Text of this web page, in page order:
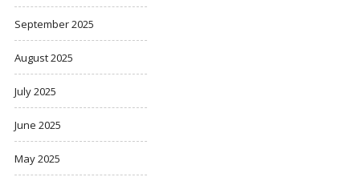
September 2025
August 2025
July 2025
June 2025
May 2025